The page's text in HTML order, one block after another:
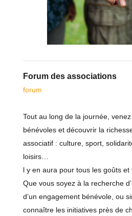
Forum des associations
forum
Tout au long de la journée,
bénévoles et découvrir la
associatif : culture, sport,
loisirs…
l y en aura pour tous les goûts et
Que vous soyez à la recherche
d’un engagement bénévole, ou
connaître les initiatives près de